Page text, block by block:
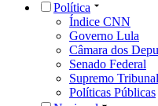
Política
Índice CNN
Governo Lula
Câmara dos
Senado Federal
Supremo
Políticas Públicas